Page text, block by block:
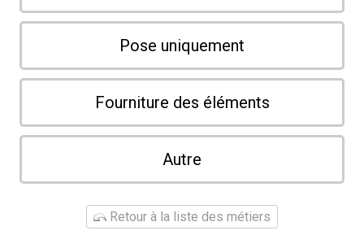
Pose uniquement
Fourniture des éléments
Autre
Retour à la liste des métiers